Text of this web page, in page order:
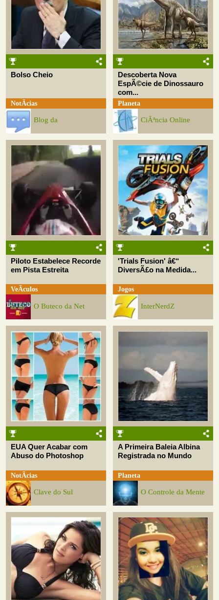
Bolso Cheio
NotÃ­cias
Blog da
Descoberta Nova
EspÃ©cie de Dinossauro
com...
Planeta
CiÃªncia Online
Piloto Estabelece Recorde
em Pista Estreita
VeÃ­culos
O Buteco da Net
'Trials Fusion' â€“
DiversÃ£o na Medida...
Jogos
InterNerdZ
EUA Quer Acabar com
Abuso do Photoshop
NotÃ­cias
Clave do Sul
A Primeira Baleia Albina
Registrada no Mundo
Planeta
O Controle da Mente